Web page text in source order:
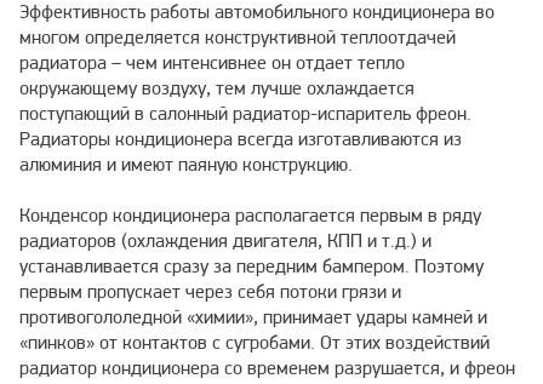
Эффективность работы автомобильного кондиционера во
многом определяется конструктивной теплоотдачей
радиатора – чем интенсивнее он отдает тепло
окружающему воздуху, тем лучше охлаждается
поступающий в салонный радиатор-испаритель фреон.
Радиаторы кондиционера всегда изготавливаются из
алюминия и имеют паяную конструкцию.
Конденсор кондиционера располагается первым в ряду
радиаторов (охлаждения двигателя, КПП и т.д.) и
устанавливается сразу за передним бампером. Поэтому
первым пропускает через себя потоки грязи и
противогололедной «химии», принимает удары камней и
«пинков» от контактов с сугробами. От этих воздействий
радиатор кондиционера со временем разрушается, и фреон